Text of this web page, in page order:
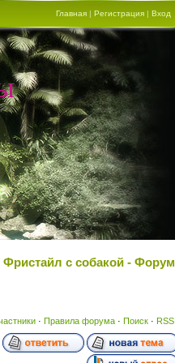
Главная | Регистрация | Вход
Фристайл с собакой - Форум
· Правила форума · Поиск · RSS